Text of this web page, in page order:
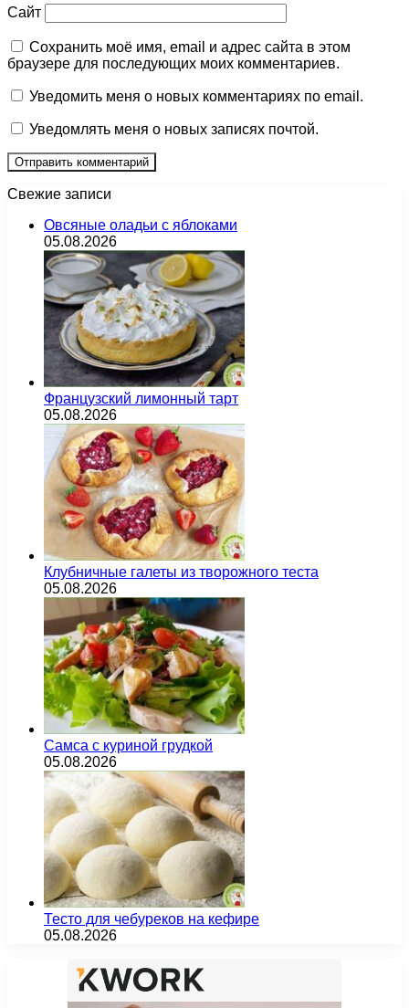
Сайт
Сохранить моё имя, email и адрес сайта в этом
браузере для последующих моих комментариев.
Уведомить меня о новых комментариях по email.
Уведомлять меня о новых записях почтой.
Свежие записи
Овсяные оладьи с яблоками
05.08.2026
Французский лимонный тарт
05.08.2026
Клубничные галеты из творожного теста
05.08.2026
Самса с куриной грудкой
05.08.2026
Тесто для чебуреков на кефире
05.08.2026